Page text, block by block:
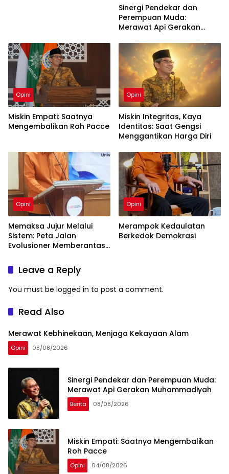
Sinergi Pendekar dan
Perempuan Muda:
Merawat Api Gerakan
Opini
Miskin Empati: Saatnya
Mengembalikan Roh Pacce
Opini
Miskin Integritas, Kaya
Identitas: Saat Gengsi
Menggantikan Harga Diri
Opini
Memaksa Jujur Melalui
Sistem: Peta Jalan
Evolusioner Memberantas
Opini
Merampok Kedaulatan
Berkedok Demokrasi
Leave a Reply
You must be logged in to post a comment.
Read Also
Merawat Kebhinekaan, Menjaga Kekayaan Alam
Opini 08/08/2026
Sinergi Pendekar dan Perempuan Muda:
Merawat Api Gerakan Muhammadiyah
Berita 08/08/2026
Miskin Empati: Saatnya Mengembalikan
Roh Pacce
Opini 04/08/2026